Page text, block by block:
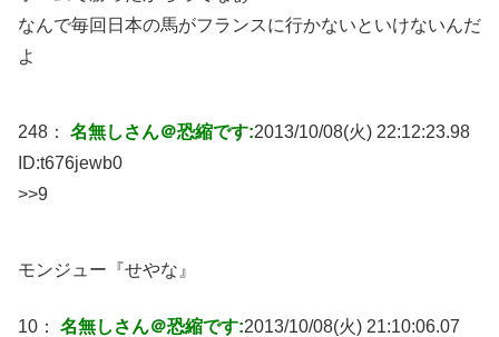
なんで毎回日本の馬がフランスに行かないといけないんだ
よ
248： 名無しさん＠恐縮です:2013/10/08(火) 22:12:23.98
ID:t676jewb0
>>9
モンジュー『せやな』
10： 名無しさん＠恐縮です:2013/10/08(火) 21:10:06.07